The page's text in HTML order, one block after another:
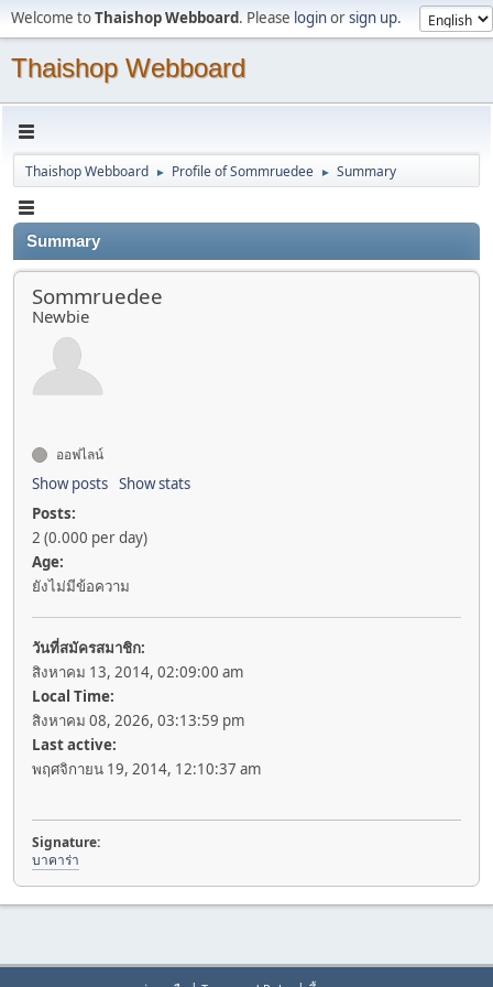
Welcome toThaishop Webboard. Please loginorsign up.
Thaishop Webboard
Thaishop Webboard ► Profile of Sommruedee ► Summary
Summary
Sommruedee
Newbie
ออฟไลน์
Show posts Show stats
Posts:
2 (0.000 per day)
Age:
ยังไม่มีข้อความ
วันที่สมัครสมาชิก:
สิงหาคม 13, 2014, 02:09:00 am
Local Time:
สิงหาคม 08, 2026, 03:13:59 pm
Last active:
พฤศจิกายน 19, 2014, 12:10:37 am
Signature:
บาคาร่า